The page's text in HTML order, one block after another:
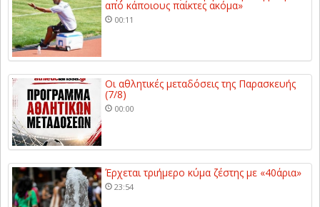
από κάποιους παίκτες ακόμα»
00:11
Οι αθλητικές μεταδόσεις της Παρασκευής
(7/8)
00:00
Έρχεται τριήμερο κύμα ζέστης με «40άρια»
23:54